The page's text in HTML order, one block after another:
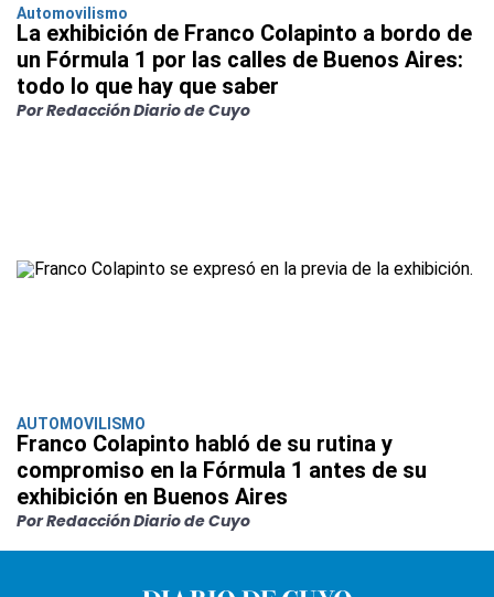
Automovilismo
La exhibición de Franco Colapinto a bordo de
un Fórmula 1 por las calles de Buenos Aires:
todo lo que hay que saber
Por Redacción Diario de Cuyo
AUTOMOVILISMO
Franco Colapinto habló de su rutina y
compromiso en la Fórmula 1 antes de su
exhibición en Buenos Aires
Por Redacción Diario de Cuyo